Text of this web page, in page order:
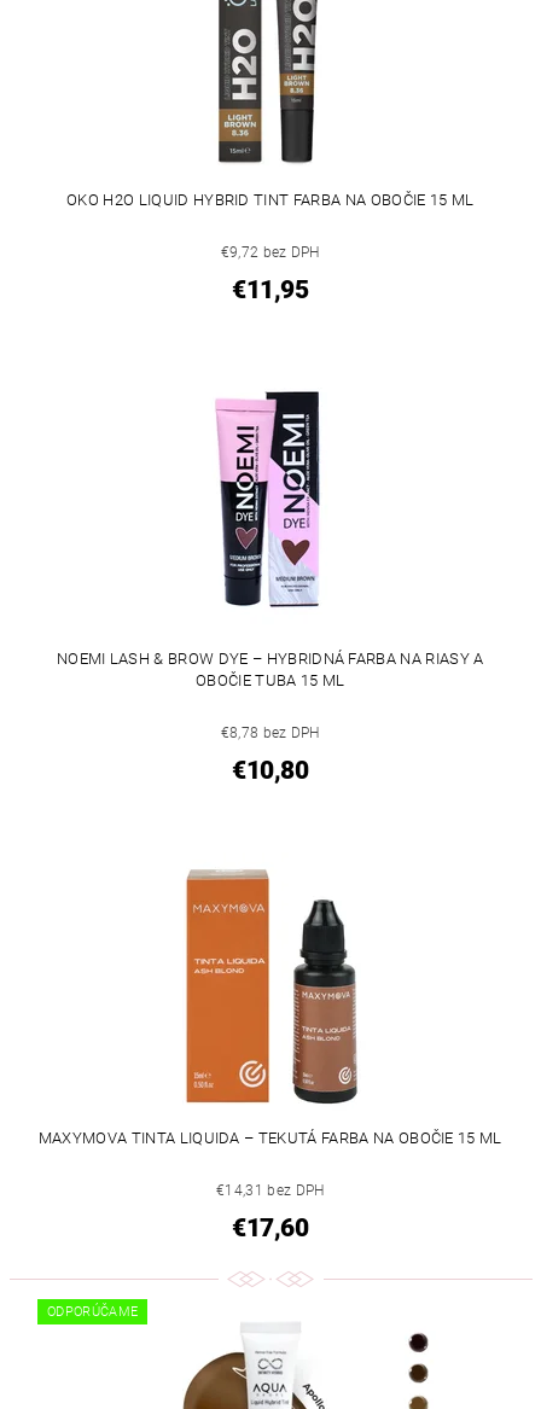
OKO H2O LIQUID HYBRID TINT FARBA NA OBOČIE 15 ML
€9,72 bez DPH
€11,95
NOEMI LASH & BROW DYE – HYBRIDNÁ FARBA NA RIASY A
OBOČIE TUBA 15 ML
€8,78 bez DPH
€10,80
MAXYMOVA TINTA LIQUIDA – TEKUTÁ FARBA NA OBOČIE 15 ML
€14,31 bez DPH
€17,60
ODPORÚČAME